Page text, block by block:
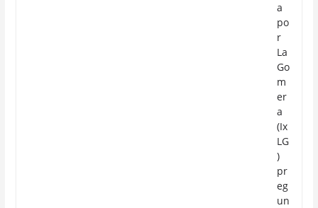
a
po
r
La
Go
m
er
a
(Ix
LG
)
pr
eg
un